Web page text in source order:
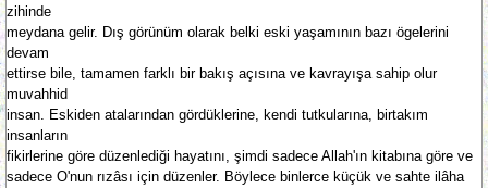
zihinde
meydana gelir. Dış görünüm olarak belki eski yaşamının bazı ögelerini
devam
ettirse bile, tamamen farklı bir bakış açısına ve kavrayışa sahip olur
muvahhid
insan. Eskiden atalarından gördüklerine, kendi tutkularına, birtakım
insanların
fikirlerine göre düzenlediği hayatını, şimdi sadece Allah'ın kitabına göre ve
sadece O'nun rızâsı için düzenler. Böylece binlerce küçük ve sahte ilâha